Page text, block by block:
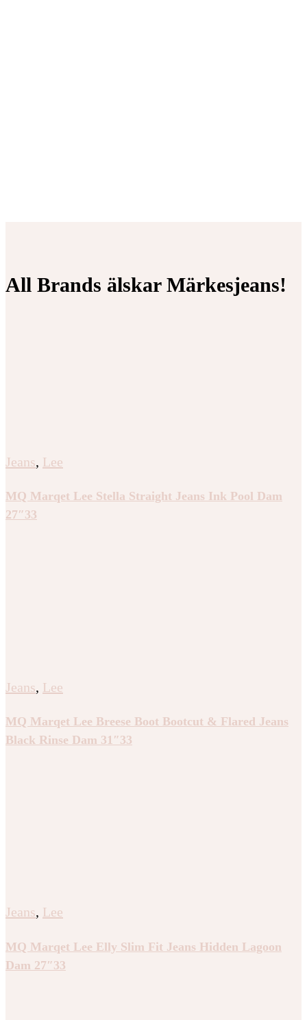
All Brands älskar Märkesjeans!
Jeans, Lee
MQ Marqet Lee Stella Straight Jeans Ink Pool Dam
27″33
Jeans, Lee
MQ Marqet Lee Breese Boot Bootcut & Flared Jeans
Black Rinse Dam 31″33
Jeans, Lee
MQ Marqet Lee Elly Slim Fit Jeans Hidden Lagoon
Dam 27″33